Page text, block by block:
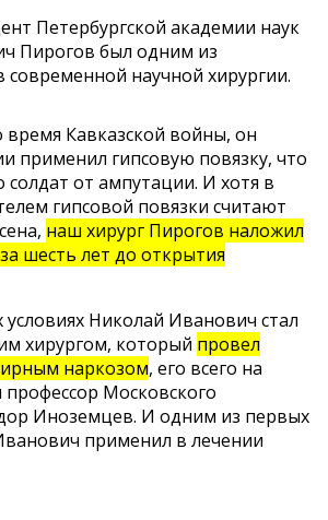
Петербургской академии наук
Пирогов был одним из
научной хирургии.
время Кавказской войны, он
применил гипсовую повязку, что
солдат от ампутации. И хотя в
гипсовой повязки считают
наш хирург Пирогов наложил
шесть лет до открытия
Николай Иванович стал
хирургом, который провел
наркозом, его всего на
Московского
Иноземцев. И одним из первых
применил в лечении